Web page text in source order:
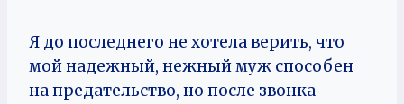
Я до последнего не хотела верить, что
мой надежный, нежный муж способен
на предательство, но после звонка